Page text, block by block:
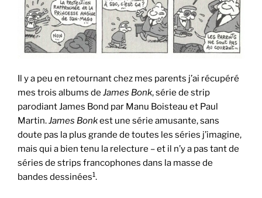
Il y a peu en retournant chez mes parents j’ai récupéré
mes trois albums de James Bonk, série de strip
parodiant James Bond par Manu Boisteau et Paul
Martin.James Bonkest une série amusante, sans
doute pas la plus grande de toutes les séries j’imagine,
mais qui a bien tenu la relecture – et il n’y a pas tant de
séries de strips francophones dans la masse de
bandes dessinées1.